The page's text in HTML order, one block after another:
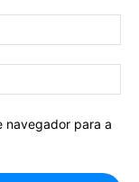
navegador para a